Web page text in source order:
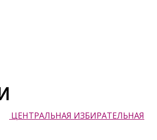
ЦЕНТРАЛЬНАЯ ИЗБИРАТЕЛЬНАЯ